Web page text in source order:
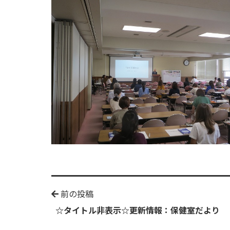
前の投稿
☆タイトル非表示☆更新情報：保健室だより